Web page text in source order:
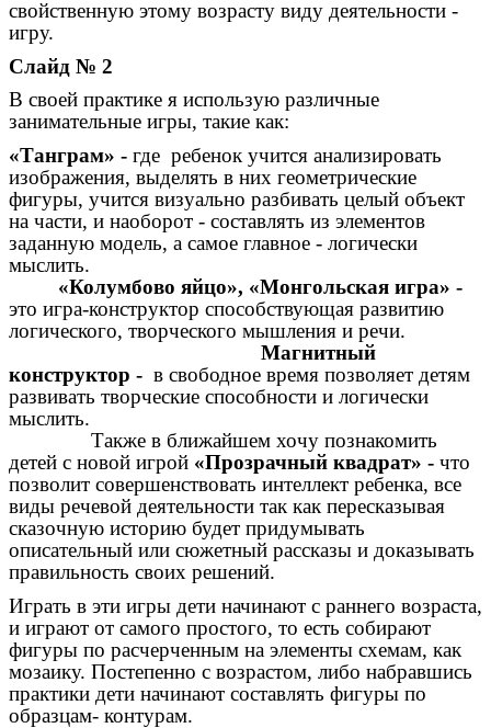
свойственную этому возрасту виду деятельности -
игру.
Слайд № 2
В своей практике я использую различные
занимательные игры, такие как:
«Танграм» - где ребенок учится анализировать
изображения, выделять в них геометрические
фигуры, учится визуально разбивать целый объект
на части, и наоборот - составлять из элементов
заданную модель, а самое главное - логически
мыслить.
«Колумбово яйцо», «Монгольская игра» -
это игра-конструктор способствующая развитию
логического, творческого мышления и речи.
Магнитный
конструктор - в свободное время позволяет детям
развивать творческие способности и логически
мыслить.
Также в ближайшем хочу познакомить
детей с новой игрой «Прозрачный квадрат» - что
позволит совершенствовать интеллект ребенка, все
виды речевой деятельности так как пересказывая
сказочную историю будет придумывать
описательный или сюжетный рассказы и доказывать
правильность своих решений.
Играть в эти игры дети начинают с раннего возраста,
и играют от самого простого, то есть собирают
фигуры по расчерченным на элементы схемам, как
мозаику. Постепенно с возрастом, либо набравшись
практики дети начинают составлять фигуры по
образцам- контурам.